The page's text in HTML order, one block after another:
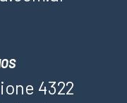
4322